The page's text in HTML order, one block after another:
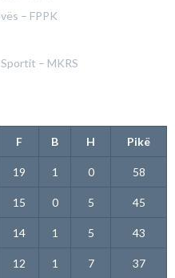
– FPPK
– MKRS
F B H Pikë
19 1 0 58
15 0 5 45
14 1 5 43
12 1 7 37